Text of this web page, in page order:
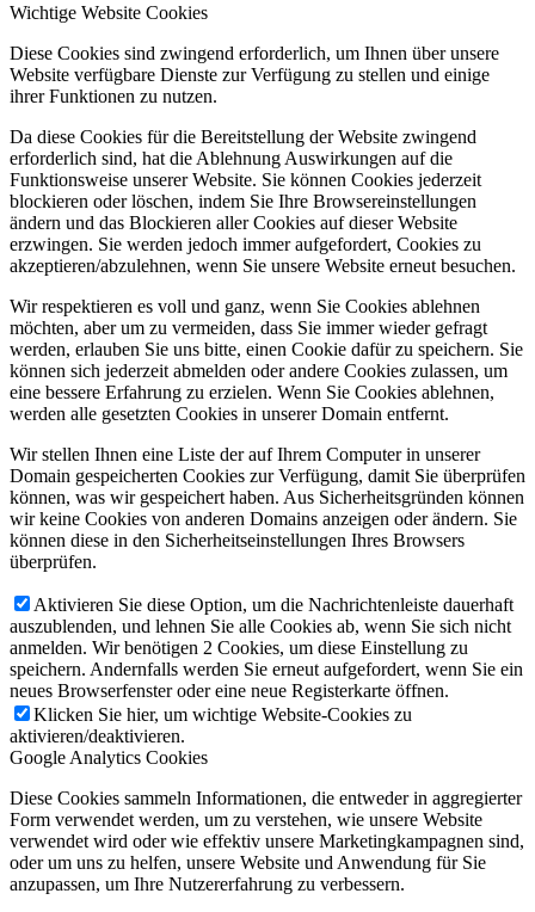
Wichtige Website Cookies
Diese Cookies sind zwingend erforderlich, um Ihnen über unsere
Website verfügbare Dienste zur Verfügung zu stellen und einige
ihrer Funktionen zu nutzen.
Da diese Cookies für die Bereitstellung der Website zwingend
erforderlich sind, hat die Ablehnung Auswirkungen auf die
Funktionsweise unserer Website. Sie können Cookies jederzeit
blockieren oder löschen, indem Sie Ihre Browsereinstellungen
ändern und das Blockieren aller Cookies auf dieser Website
erzwingen. Sie werden jedoch immer aufgefordert, Cookies zu
akzeptieren/abzulehnen, wenn Sie unsere Website erneut besuchen.
Wir respektieren es voll und ganz, wenn Sie Cookies ablehnen
möchten, aber um zu vermeiden, dass Sie immer wieder gefragt
werden, erlauben Sie uns bitte, einen Cookie dafür zu speichern. Sie
können sich jederzeit abmelden oder andere Cookies zulassen, um
eine bessere Erfahrung zu erzielen. Wenn Sie Cookies ablehnen,
werden alle gesetzten Cookies in unserer Domain entfernt.
Wir stellen Ihnen eine Liste der auf Ihrem Computer in unserer
Domain gespeicherten Cookies zur Verfügung, damit Sie überprüfen
können, was wir gespeichert haben. Aus Sicherheitsgründen können
wir keine Cookies von anderen Domains anzeigen oder ändern. Sie
können diese in den Sicherheitseinstellungen Ihres Browsers
überprüfen.
Aktivieren Sie diese Option, um die Nachrichtenleiste dauerhaft
auszublenden, und lehnen Sie alle Cookies ab, wenn Sie sich nicht
anmelden. Wir benötigen 2 Cookies, um diese Einstellung zu
speichern. Andernfalls werden Sie erneut aufgefordert, wenn Sie ein
neues Browserfenster oder eine neue Registerkarte öffnen.
Klicken Sie hier, um wichtige Website-Cookies zu
aktivieren/deaktivieren.
Google Analytics Cookies
Diese Cookies sammeln Informationen, die entweder in aggregierter
Form verwendet werden, um zu verstehen, wie unsere Website
verwendet wird oder wie effektiv unsere Marketingkampagnen sind,
oder um uns zu helfen, unsere Website und Anwendung für Sie
anzupassen, um Ihre Nutzererfahrung zu verbessern.